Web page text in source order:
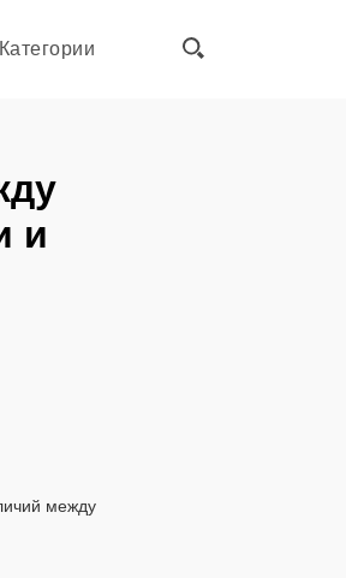
Категории
и
между